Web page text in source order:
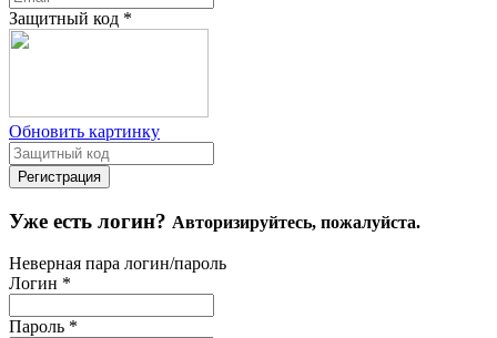
Защитный код *
Обновить картинку
Уже есть логин? Авторизируйтесь, пожалуйста.
Неверная пара логин/пароль
Логин *
Пароль *